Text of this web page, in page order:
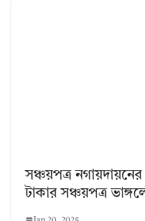
সঞ্চয়পত্র
টাকার সঞ্চয়পত্র